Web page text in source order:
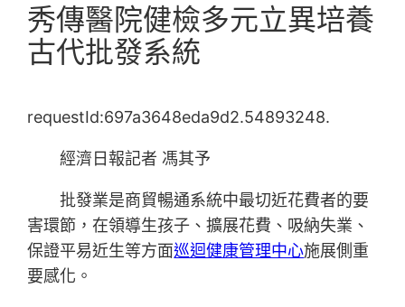
秀傳醫院健檢多元立異培養
古代批發系統
requestId:697a3648eda9d2.54893248.
經濟日報記者 馮其予
批發業是商貿暢通系統中最切近花費者的要
害環節，在領導生孩子、擴展花費、吸納失業、
保證平易近生等方面巡迴健康管理中心施展側重
要感化。